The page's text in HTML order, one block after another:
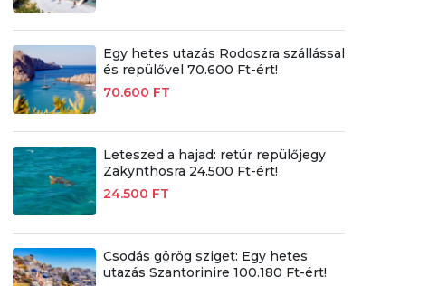
Egy hetes utazás Rodoszra szállással
és repülővel 70.600 Ft-ért!
70.600 FT
Leteszed a hajad: retúr repülőjegy
Zakynthosra 24.500 Ft-ért!
24.500 FT
Csodás görög sziget: Egy hetes
utazás Szantorinire 100.180 Ft-ért!